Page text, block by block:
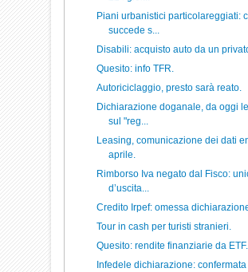
Piani urbanistici particolareggiati:
succede s...
Disabili: acquisto auto da un
Quesito: info TFR.
Autoriciclaggio, presto sarà reato.
Dichiarazione doganale, da oggi
sul "reg...
Leasing, comunicazione dei dati
aprile.
Rimborso Iva negato dal Fisco:
d’uscita...
Credito Irpef: omessa
Tour in cash per turisti stranieri.
Quesito: rendite finanziarie da ETF.
Infedele dichiarazione: